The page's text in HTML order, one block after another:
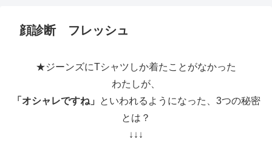
顔診断 フレッシュ
★ジーンズにTシャツしか着たことがなかった
わたしが、
「オシャレですね」
といわれるようになった、3つの秘密
とは？
↓↓↓